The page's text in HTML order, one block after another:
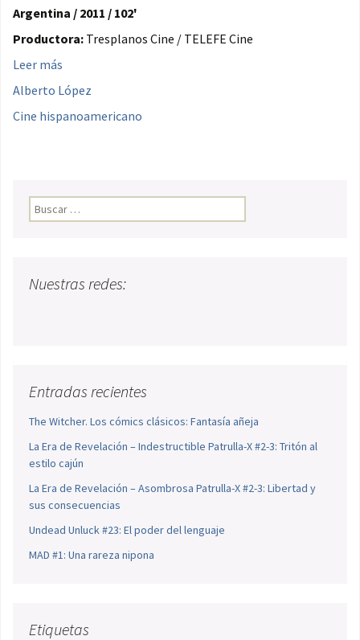
Argentina / 2011 / 102'
Productora: Tresplanos Cine / TELEFE Cine
Leer más
Alberto López
Cine hispanoamericano
Buscar:
Nuestras redes:
Entradas recientes
The Witcher. Los cómics clásicos: Fantasía añeja
La Era de Revelación – Indestructible Patrulla-X #2-3: Tritón al
estilo cajún
La Era de Revelación – Asombrosa Patrulla-X #2-3: Libertad y
sus consecuencias
Undead Unluck #23: El poder del lenguaje
MAD #1: Una rareza nipona
Etiquetas